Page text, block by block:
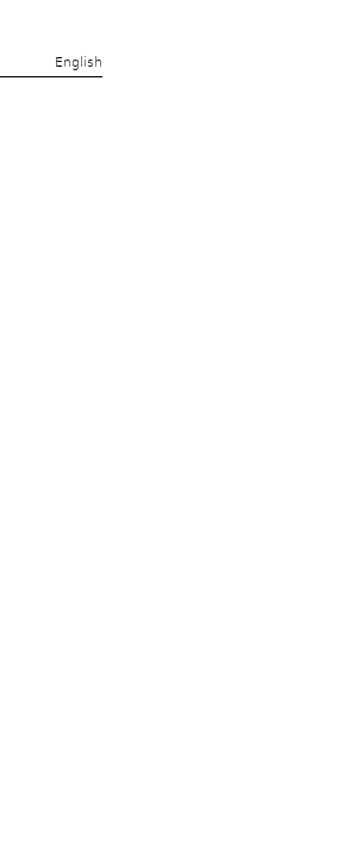
English